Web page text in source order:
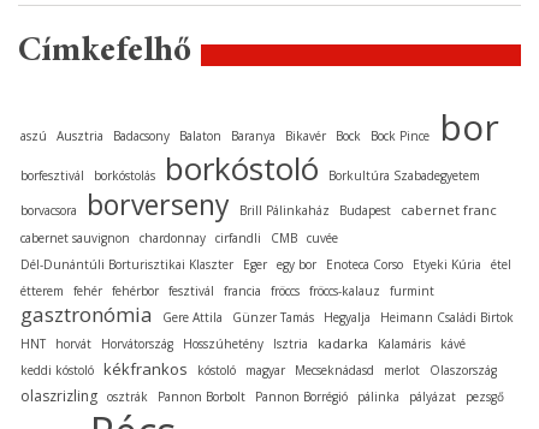
Címkefelhő
aszú Ausztria Badacsony Balaton Baranya Bikavér Bock Bock Pince bor
borfesztivál borkóstolás borkóstoló Borkultúra Szabadegyetem
borvacsora borverseny Brill Pálinkaház Budapest cabernet franc
cabernet sauvignon chardonnay cirfandli CMB cuvée
Dél-Dunántúli Borturisztikai Klaszter
Eger egy bor Enoteca Corso Etyeki Kúria
étel
étterem
fehér fehérbor fesztivál francia fröccs fröccs-kalauz furmint
gasztronómia Gere Attila Günzer Tamás Hegyalja
Heimann Családi Birtok
HNT
horvát Horvátország Hosszúhetény Isztria kadarka Kalamáris
kávé
keddi kóstoló kékfrankos kóstoló magyar Mecseknádasd merlot Olaszország
olaszrizling osztrák Pannon Borbolt Pannon Borrégió pálinka pályázat pezsgő